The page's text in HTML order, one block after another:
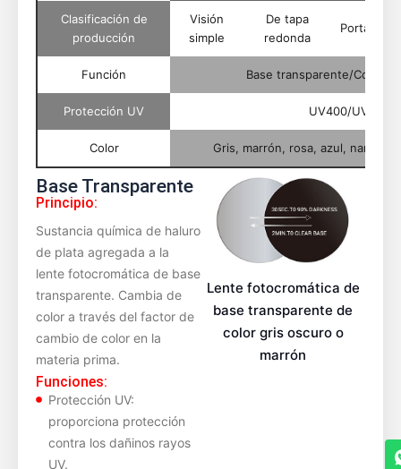
Clasificación de
producción
Visión
simple
De tapa
redonda
Función Base transparente/Corte
Protección UV UV400/UV420/
Color Gris, marrón, rosa, azul, naranja,
Base Transparente
Principio:
Sustancia química de haluro
de plata agregada a la
lente fotocromática de base
transparente. Cambia de
color a través del factor de
cambio de color en la
materia prima.
Funciones:
Protección UV:
proporciona protección
contra los dañinos rayos
UV.
Lente fotocromática de
base transparente de
color gris oscuro o
marrón